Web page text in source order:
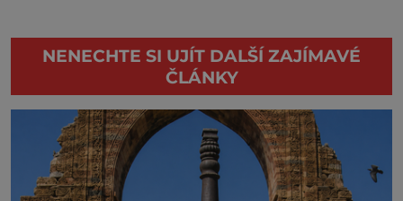
NENECHTE SI UJÍT DALŠÍ ZAJÍMAVÉ
ČLÁNKY